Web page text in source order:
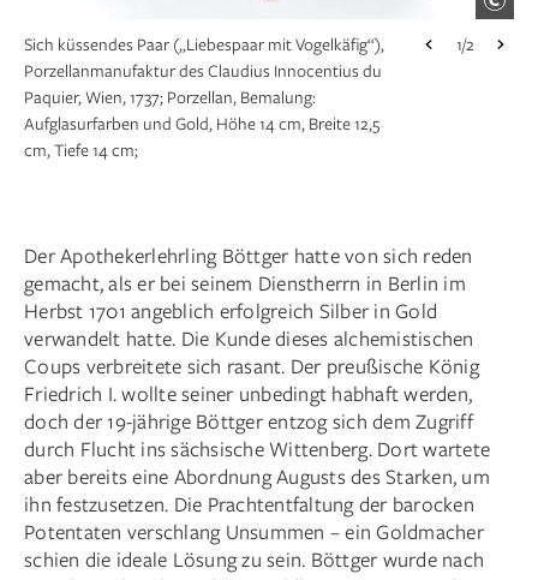
Sich küssendes Paar („Liebespaar mit Vogelkäfig“),
Porzellan­manufaktur des Claudius Innocentius du
Paquier, Wien, 1737; Porzellan, Bemalung:
Aufglasur­farben und Gold, Höhe 14 cm, Breite 12,5
cm, Tiefe 14 cm;
1/2
Gefäß mit sog. Irminger’schen Belegen,
Porzellanmanufaktur Meißen, um 1713–1720;
Porzellan, vergoldete Metallmontierung, Höhe 14
Der Apothekerlehrling Böttger hatte von sich reden
gemacht, als er bei seinem Dienstherrn in Berlin im
Herbst 1701 angeblich erfolgreich Silber in Gold
verwandelt hatte. Die Kunde dieses alchemistischen
Coups verbreitete sich rasant. Der preußische König
Friedrich I. wollte seiner unbedingt habhaft werden,
doch der 19-jährige Böttger entzog sich dem Zugriff
durch Flucht ins sächsische Wittenberg. Dort wartete
aber bereits eine Abordnung Augusts des Starken, um
ihn festzusetzen. Die Prachtentfaltung der barocken
Potentaten verschlang Unsummen – ein Goldmacher
schien die ideale Lösung zu sein. Böttger wurde nach